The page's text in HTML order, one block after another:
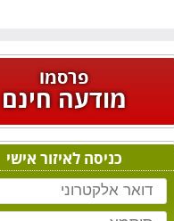
פרסמו
מודעה חינם
כניסה לאיזור אישי